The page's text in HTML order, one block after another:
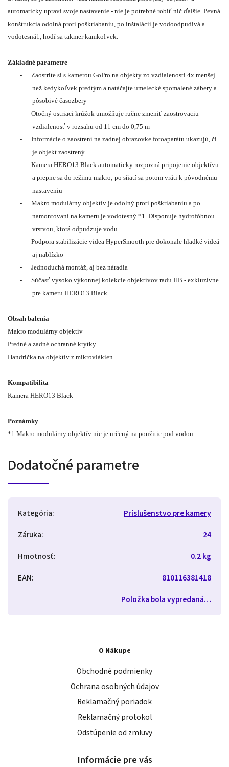
automaticky upraví svoje nastavenie - nie je potrebné robiť nič ďalšie. Pevná
konštrukcia odolná proti poškriabaniu, po inštalácii je vodoodpudivá a
vodotesná1, hodí sa takmer kamkoľvek.
Základné parametre
-
Zaostrite si s kamerou GoPro na objekty zo vzdialenosti 4x menšej
než kedykoľvek predtým a natáčajte umelecké spomalené zábery a
pôsobivé časozbery
-
Otočný ostriaci krúžok umožňuje ručne zmeniť zaostrovaciu
vzdialenosť v rozsahu od 11 cm do 0,75 m
-
Informácie o zaostrení na zadnej obrazovke fotoaparátu ukazujú, či
je objekt zaostrený
-
Kamera HERO13 Black automaticky rozpozná pripojenie objektívu
a prepne sa do režimu makro; po sňatí sa potom vráti k pôvodnému
nastaveniu
-
Makro modulárny objektív je odolný proti poškriabaniu a po
namontovaní na kameru je vodotesný *1. Disponuje hydrofóbnou
vrstvou, ktorá odpudzuje vodu
-
Podpora stabilizácie videa HyperSmooth pre dokonale hladké videá
aj nablízko
-
Jednoduchá montáž, aj bez náradia
-
Súčasť vysoko výkonnej kolekcie objektívov radu HB - exkluzívne
pre kameru HERO13 Black
Obsah balenia
Makro modulárny objektív
Predné a zadné ochranné krytky
Handrička na objektív z mikrovlákien
Kompatibilita
Kamera HERO13 Black
Poznámky
*1 Makro modulárny objektív nie je určený na použitie pod vodou
Dodatočné parametre
Kategória:
Príslušenstvo pre kamery
Záruka:
24
Hmotnosť:
0.2 kg
EAN:
810116381418
Položka bola vypredaná…
O Nákupe
Obchodné podmienky
Ochrana osobných údajov
Reklamačný poriadok
Reklamačný protokol
Odstúpenie od zmluvy
Informácie pre vás